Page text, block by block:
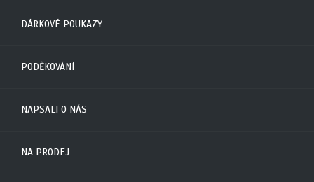
DÁRKOVÉ POUKAZY
PODĚKOVÁNÍ
NAPSALI O NÁS
NA PRODEJ